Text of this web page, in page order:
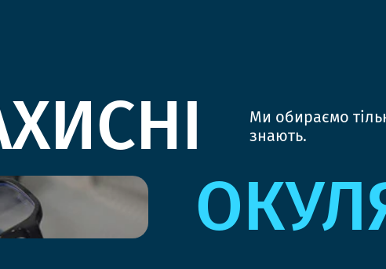
Ми обираємо
знають.